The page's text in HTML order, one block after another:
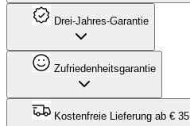
Drei-Jahres-Garantie
Zufriedenheitsgarantie
Kostenfreie Lieferung ab € 35